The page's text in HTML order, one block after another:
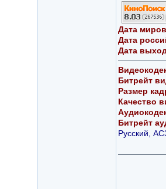
Дата
Дата
Дата
Битрейт
Размер
Качество
Битрейт
Русский,